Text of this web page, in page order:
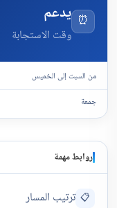
⏰ يدعم
وقت الاستجابة
من السبت إلى الخميس
جمعة
روابط مهمة
📋 ترتيب المسار